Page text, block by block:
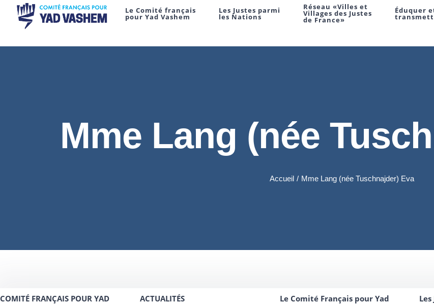
Le Comité français
pour Yad Vashem
Les Justes parmi
les Nations
Réseau «Villes et
Villages des Justes
de France»
Éduquer
Mme Lang (née
Accueil / Mme Lang (née Tuschnajder) Eva
COMITÉ FRANÇAIS POUR YAD
ACTUALITÉS
Le Comité Français pour Yad